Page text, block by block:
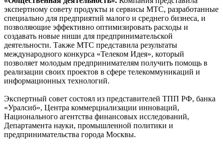
экспертному совету продукты и сервисы МТС, разработанные
специально для предприятий малого и среднего бизнеса, и
позволяющие эффективно оптимизировать расходы и
создавать новые ниши для предпринимательской
деятельности. Также МТС представила результаты
международного конкурса «Телеком Идея», который
позволяет молодым предпринимателям получить помощь в
реализации своих проектов в сфере телекоммуникаций и
информационных технологий.
Экспертный совет состоял из представителей ТПП РФ, банка
«Уралсиб», Центра коммерциализации инноваций,
Национального агентства финансовых исследований,
Департамента науки, промышленной политики и
предпринимательства города Москвы.